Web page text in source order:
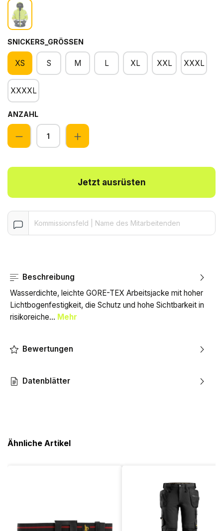
SNICKERS_GRÖSSEN
XS S M L XL XXL XXXL
XXXXL
ANZAHL
Anzahl
Jetzt ausrüsten
Beschreibung
Wasserdichte, leichte GORE-TEX Arbeitsjacke mit hoher
Lichtbogenfestigkeit, die Schutz und hohe Sichtbarkeit in
risikoreiche… Mehr
Bewertungen
Datenblätter
Ähnliche Artikel